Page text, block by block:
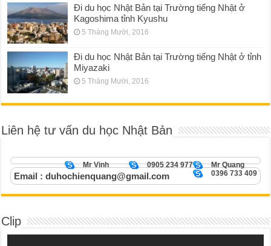
Đi du học Nhật Bản tại Trường tiếng Nhật ở
Kagoshima tỉnh Kyushu
5 Tháng Mười, 2016
Đi du học Nhật Bản tại Trường tiếng Nhật ở tỉnh
Miyazaki
5 Tháng Mười, 2016
Liên hệ tư vấn du học Nhật Bản
Mr Quang
0905 234 977
Mr Vinh
0396 733 409
Email : duhochienquang@gmail.com
Clip